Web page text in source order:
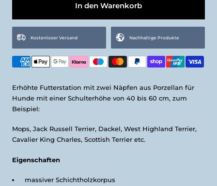
In den Warenkorb
Kostenloser Versand Nachhaltige Produkte
Erhöhte Futterstation mit zwei Näpfen aus Porzellan für
Hunde mit einer Schulterhöhe von 40 bis 60 cm, zum
Beispiel:
Mops, Jack Russell Terrier, Dackel, West Highland Terrier,
Cavalier King Charles, Scottish Terrier etc.
Eigenschaften
massiver Schichtholzkorpus